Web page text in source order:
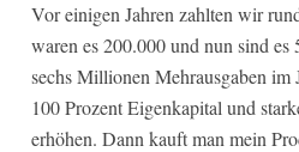
Vor einigen Jahren zahlten wir
waren es 200.000 und nun sind
sechs Millionen Mehrausgaben im
100 Prozent Eigenkapital und
erhöhen. Dann kauft man mein